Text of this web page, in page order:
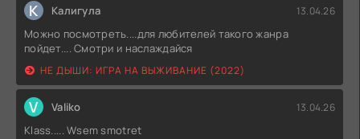
К Калигула 13.04.26
Можно посмотреть....для любителей такого жанра
пойдет.... Смотри и наслаждайся
НЕ ДЫШИ: ИГРА НА ВЫЖИВАНИЕ (2022)
V Valiko 13.04.26
Klass..... Wsem smotret